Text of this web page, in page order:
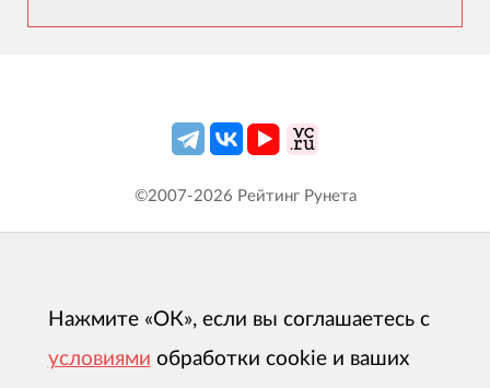
©2007-2026 Рейтинг Рунета
Нажмите «ОК», если вы соглашаетесь с
условиями обработки cookie и ваших